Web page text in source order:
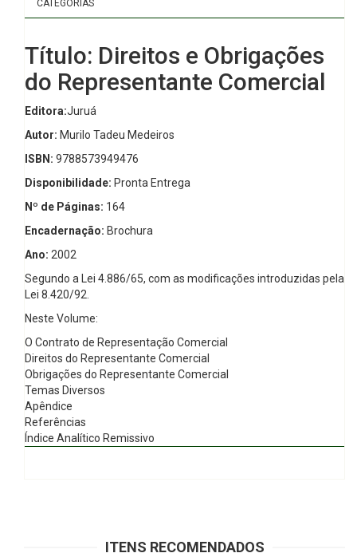
CATEGORIAS
Título: Direitos e Obrigações
do Representante Comercial
Editora:Juruá
Autor: Murilo Tadeu Medeiros
ISBN: 9788573949476
Disponibilidade: Pronta Entrega
Nº de Páginas: 164
Encadernação: Brochura
Ano: 2002
Segundo a Lei 4.886/65, com as modificações introduzidas pela
Lei 8.420/92.
Neste Volume:
O Contrato de Representação Comercial
Direitos do Representante Comercial
Obrigações do Representante Comercial
Temas Diversos
Apêndice
Referências
Índice Analítico Remissivo
ITENS RECOMENDADOS